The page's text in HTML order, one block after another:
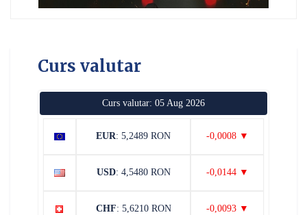
Curs valutar
Curs valutar: 05 Aug 2026
EUR: 5,2489 RON -0,0008 ▼
USD: 4,5480 RON -0,0144 ▼
CHF: 5,6210 RON -0,0093 ▼